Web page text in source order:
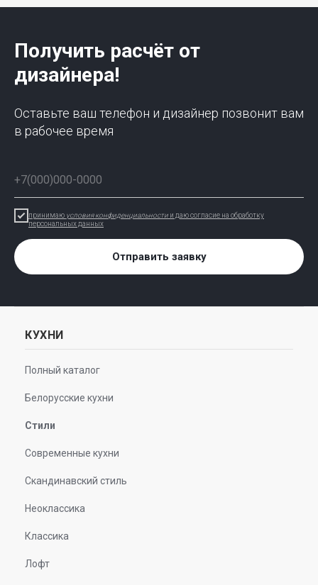
Получить расчёт от
дизайнера!
Оставьте ваш телефон и дизайнер позвонит вам
в рабочее время
принимаю условия конфиденциальности и даю согласие на обработку
персональных данных
Отправить заявку
КУХНИ
Полный каталог
Белорусские кухни
Стили
Современные кухни
Скандинавский стиль
Неоклассика
Классика
Лофт